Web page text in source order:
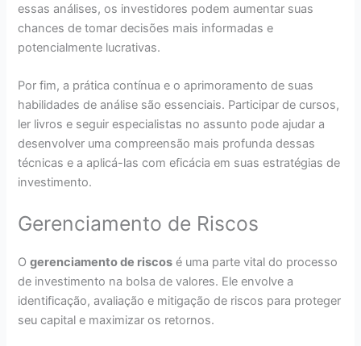
essas análises, os investidores podem aumentar suas
chances de tomar decisões mais informadas e
potencialmente lucrativas.
Por fim, a prática contínua e o aprimoramento de suas
habilidades de análise são essenciais. Participar de cursos,
ler livros e seguir especialistas no assunto pode ajudar a
desenvolver uma compreensão mais profunda dessas
técnicas e a aplicá-las com eficácia em suas estratégias de
investimento.
Gerenciamento de Riscos
Ogerenciamento de riscos é uma parte vital do processo
de investimento na bolsa de valores. Ele envolve a
identificação, avaliação e mitigação de riscos para proteger
seu capital e maximizar os retornos.